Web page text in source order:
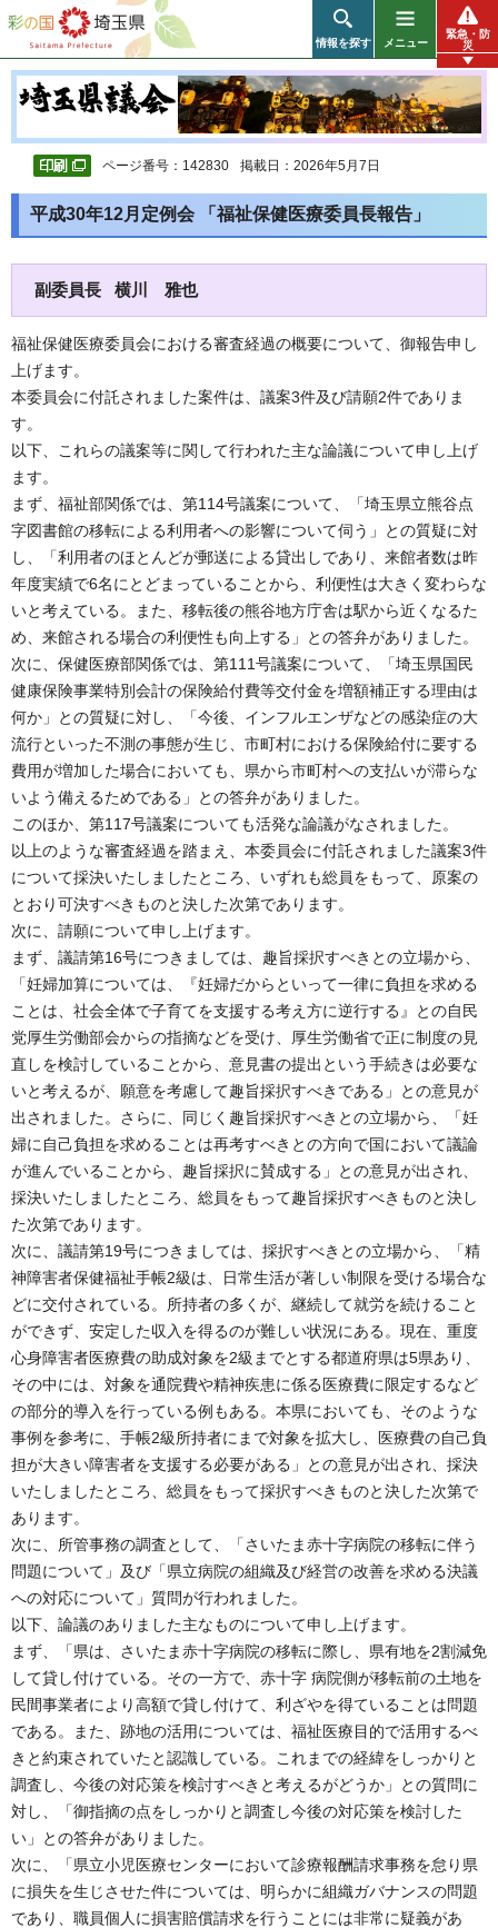
彩の国 埼玉県
情報を探す メニュー
緊急・防
災
ページ番号：142830 掲載日：2026年5月7日
平成30年12月定例会 「福祉保健医療委員長報告」
副委員長 横川 雅也
福祉保健医療委員会における審査経過の概要について、御報告申し
上げます。
本委員会に付託されました案件は、議案3件及び請願2件でありま
す。
以下、これらの議案等に関して行われた主な論議について申し上げ
ます。
まず、福祉部関係では、第114号議案について、「埼玉県立熊谷点
字図書館の移転による利用者への影響について伺う」との質疑に対
し、「利用者のほとんどが郵送による貸出しであり、来館者数は昨
年度実績で6名にとどまっていることから、利便性は大きく変わらな
いと考えている。また、移転後の熊谷地方庁舎は駅から近くなるた
め、来館される場合の利便性も向上する」との答弁がありました。
次に、保健医療部関係では、第111号議案について、「埼玉県国民
健康保険事業特別会計の保険給付費等交付金を増額補正する理由は
何か」との質疑に対し、「今後、インフルエンザなどの感染症の大
流行といった不測の事態が生じ、市町村における保険給付に要する
費用が増加した場合においても、県から市町村への支払いが滞らな
いよう備えるためである」との答弁がありました。
このほか、第117号議案についても活発な論議がなされました。
以上のような審査経過を踏まえ、本委員会に付託されました議案3件
について採決いたしましたところ、いずれも総員をもって、原案の
とおり可決すべきものと決した次第であります。
次に、請願について申し上げます。
まず、議請第16号につきましては、趣旨採択すべきとの立場から、
「妊婦加算については、『妊婦だからといって一律に負担を求める
ことは、社会全体で子育てを支援する考え方に逆行する』との自民
党厚生労働部会からの指摘などを受け、厚生労働省で正に制度の見
直しを検討していることから、意見書の提出という手続きは必要な
いと考えるが、願意を考慮して趣旨採択すべきである」との意見が
出されました。さらに、同じく趣旨採択すべきとの立場から、「妊
婦に自己負担を求めることは再考すべきとの方向で国において議論
が進んでいることから、趣旨採択に賛成する」との意見が出され、
採決いたしましたところ、総員をもって趣旨採択すべきものと決し
た次第であります。
次に、議請第19号につきましては、採択すべきとの立場から、「精
神障害者保健福祉手帳2級は、日常生活が著しい制限を受ける場合な
どに交付されている。所持者の多くが、継続して就労を続けること
ができず、安定した収入を得るのが難しい状況にある。現在、重度
心身障害者医療費の助成対象を2級までとする都道府県は5県あり、
その中には、対象を通院費や精神疾患に係る医療費に限定するなど
の部分的導入を行っている例もある。本県においても、そのような
事例を参考に、手帳2級所持者にまで対象を拡大し、医療費の自己負
担が大きい障害者を支援する必要がある」との意見が出され、採決
いたしましたところ、総員をもって採択すべきものと決した次第で
あります。
次に、所管事務の調査として、「さいたま赤十字病院の移転に伴う
問題について」及び「県立病院の組織及び経営の改善を求める決議
への対応について」質問が行われました。
以下、論議のありました主なものについて申し上げます。
まず、「県は、さいたま赤十字病院の移転に際し、県有地を2割減免
して貸し付けている。その一方で、赤十字 病院側が移転前の土地を
民間事業者により高額で貸し付けて、利ざやを得ていることは問題
である。また、跡地の活用については、福祉医療目的で活用するべ
きと約束されていたと認識している。これまでの経緯をしっかりと
調査し、今後の対応策を検討すべきと考えるがどうか」との質問に
対し、「御指摘の点をしっかりと調査し今後の対応策を検討した
い」との答弁がありました。
次に、「県立小児医療センターにおいて診療報酬請求事務を怠り県
に損失を生じさせた件については、明らかに組織ガバナンスの問題
であり、職員個人に損害賠償請求を行うことには非常に疑義があ